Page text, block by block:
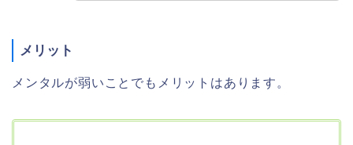
メリット
メンタルが弱いことでもメリットはあります。